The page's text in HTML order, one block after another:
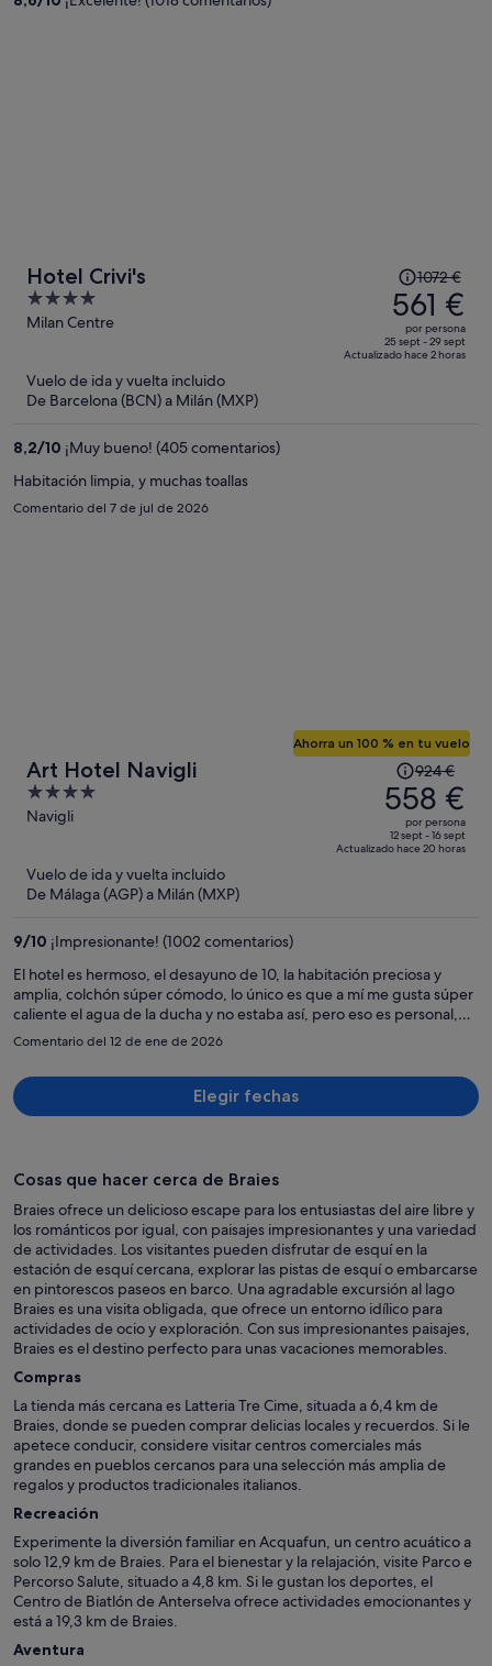
Hotel Crivi's
4
out
Milan Centre
El
precio
era
de
1072 €,
1072 €
561 €
por persona
25 sept - 29 sept
Actualizado hace 2 horas
Vuelo de ida y vuelta incluido
De Barcelona (BCN) a Milán (MXP)
8,2/10 ¡Muy bueno! (405 comentarios)
Habitación limpia, y muchas toallas
Comentario del 7 de jul de 2026
Art Hotel Navigli
4
out
Navigli
Ahorra un 100 % en tu vuelo
El
precio
era
de
924 €,
por
persona
924 €
558 €
por persona
12 sept - 16 sept
Actualizado hace 20 horas
Vuelo de ida y vuelta incluido
De Málaga (AGP) a Milán (MXP)
9/10 ¡Impresionante! (1002 comentarios)
El hotel es hermoso, el desayuno de 10, la habitación preciosa y
amplia, colchón súper cómodo, lo único es que a mí me gusta súper
caliente el agua de la ducha y no estaba así, pero eso es personal,
después tenes a una cuadra el canal naviero lleno de restaurantes y
lleva directo a la zona central donde están todos los lugares de
interés
Comentario del 12 de ene de 2026
Elegir fechas
Cosas que hacer cerca de Braies
Braies ofrece un delicioso escape para los entusiastas del aire libre y
los románticos por igual, con paisajes impresionantes y una variedad
de actividades. Los visitantes pueden disfrutar de esquí en la
estación de esquí cercana, explorar las pistas de esquí o embarcarse
en pintorescos paseos en barco. Una agradable excursión al lago
Braies es una visita obligada, que ofrece un entorno idílico para
actividades de ocio y exploración. Con sus impresionantes paisajes,
Braies es el destino perfecto para unas vacaciones memorables.
Compras
La tienda más cercana es Latteria Tre Cime, situada a 6,4 km de
Braies, donde se pueden comprar delicias locales y recuerdos. Si le
apetece conducir, considere visitar centros comerciales más
grandes en pueblos cercanos para una selección más amplia de
regalos y productos tradicionales italianos.
Recreación
Experimente la diversión familiar en Acquafun, un centro acuático a
solo 12,9 km de Braies. Para el bienestar y la relajación, visite Parco e
Percorso Salute, situado a 4,8 km. Si le gustan los deportes, el
Centro de Biatlón de Anterselva ofrece actividades emocionantes y
está a 19,3 km de Braies.
Aventura